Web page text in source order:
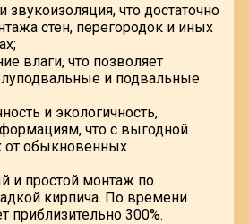
звукоизоляция, что достаточно
стен, перегородок и иных
влаги, что позволяет
и подвальные
и экологичность,
что с выгодной
от обыкновенных
и простой монтаж по
кирпича. По времени
приблизительно 300%.